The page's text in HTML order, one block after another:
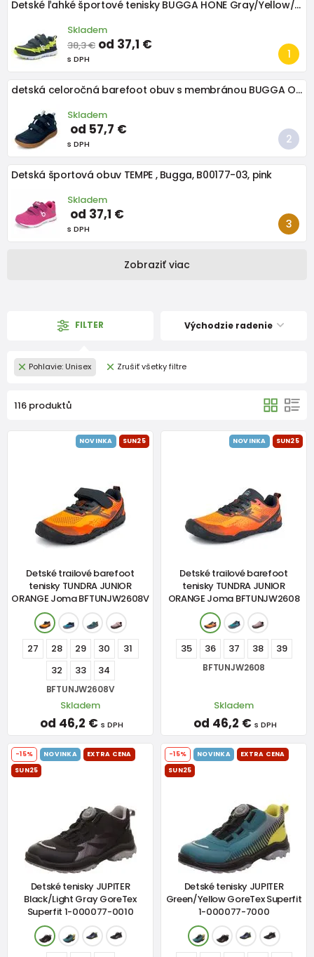
Detské ľahké športové tenisky BUGGA HONE Gray/Yellow/Black
Skladem
38,3 € od 37,1 €
s DPH
detská celoročná barefoot obuv s membránou BUGGA OSCAR Blue B00191-04
Skladem
od 57,7 €
s DPH
Detská športová obuv TEMPE , Bugga, B00177-03, pink
Skladem
od 37,1 €
s DPH
Zobraziť viac
FILTER Východzie radenie
Pohlavie: Unisex Zrušiť všetky filtre
116 produktů
NOVINKA SUN25
Detské trailové barefoot
tenisky TUNDRA JUNIOR
ORANGE Joma BFTUNJW2608V
27 28 29 30
31
32
33 34
BFTUNJW2608V
Skladem
od 46,2 € s DPH
NOVINKA SUN25
Detské trailové barefoot
tenisky TUNDRA JUNIOR
ORANGE Joma BFTUNJW2608
35 36 37 38 39
BFTUNJW2608
Skladem
od 46,2 € s DPH
-15% NOVINKA
EXTRA CENA
SUN25
Detské tenisky JUPITER
Black/Light Gray GoreTex
Superfit 1-000077-0010
-15% NOVINKA
EXTRA CENA
SUN25
Detské tenisky JUPITER
Green/Yellow GoreTex Superfit
1-000077-7000